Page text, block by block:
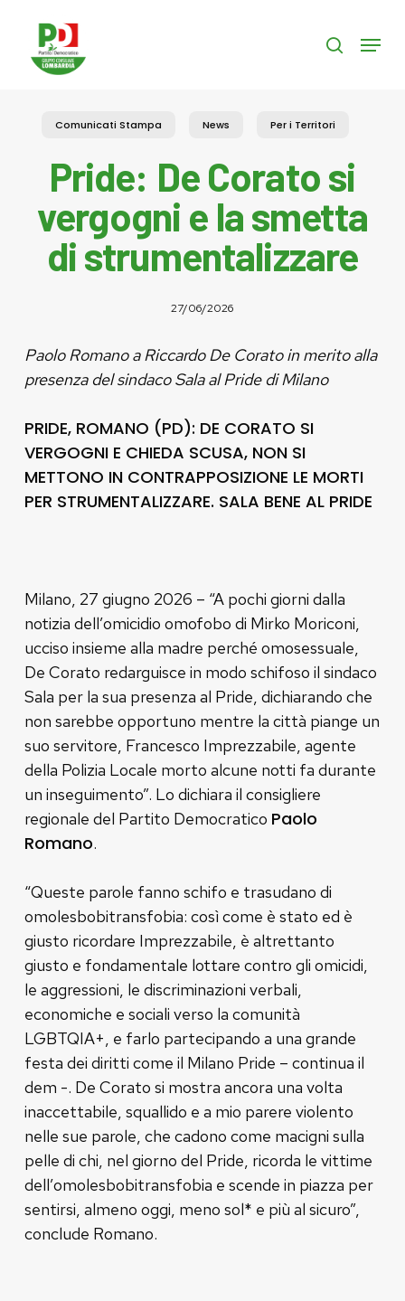
content
search
Menu
Comunicati Stampa News Per i Territori
Pride: De Corato si
vergogni e la smetta
di strumentalizzare
27/06/2026
Paolo Romano a Riccardo De Corato in merito alla
presenza del sindaco Sala al Pride di Milano
PRIDE, ROMANO (PD): DE CORATO SI
VERGOGNI E CHIEDA SCUSA, NON SI
METTONO IN CONTRAPPOSIZIONE LE MORTI
PER STRUMENTALIZZARE. SALA BENE AL PRIDE
Milano, 27 giugno 2026 – “A pochi giorni dalla
notizia dell’omicidio omofobo di Mirko Moriconi,
ucciso insieme alla madre perché omosessuale,
De Corato redarguisce in modo schifoso il sindaco
Sala per la sua presenza al Pride, dichiarando che
non sarebbe opportuno mentre la città piange un
suo servitore, Francesco Imprezzabile, agente
della Polizia Locale morto alcune notti fa durante
un inseguimento”. Lo dichiara il consigliere
regionale del Partito Democratico Paolo
Romano.
“Queste parole fanno schifo e trasudano di
omolesbobitransfobia: così come è stato ed è
giusto ricordare Imprezzabile, è altrettanto
giusto e fondamentale lottare contro gli omicidi,
le aggressioni, le discriminazioni verbali,
economiche e sociali verso la comunità
LGBTQIA+, e farlo partecipando a una grande
festa dei diritti come il Milano Pride – continua il
dem -. De Corato si mostra ancora una volta
inaccettabile, squallido e a mio parere violento
nelle sue parole, che cadono come macigni sulla
pelle di chi, nel giorno del Pride, ricorda le vittime
dell’omolesbobitransfobia e scende in piazza per
sentirsi, almeno oggi, meno sol* e più al sicuro”,
conclude Romano.